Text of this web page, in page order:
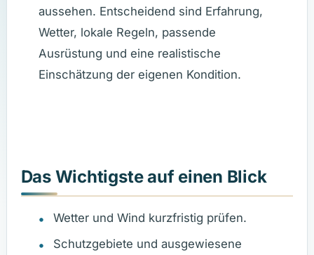
aussehen. Entscheidend sind Erfahrung,
Wetter, lokale Regeln, passende
Ausrüstung und eine realistische
Einschätzung der eigenen Kondition.
Das Wichtigste auf einen Blick
Wetter und Wind kurzfristig prüfen.
Schutzgebiete und ausgewiesene